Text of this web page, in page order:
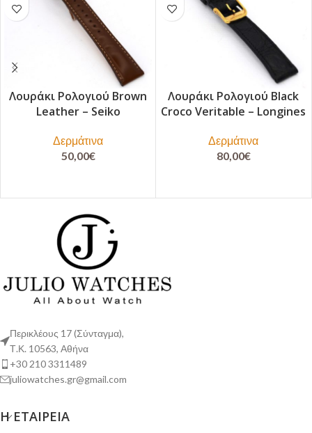
Λουράκι Ρολογιού Brown
Leather – Seiko
Δερμάτινα
50,00€
Λουράκι Ρολογιού Black
Croco Veritable – Longines
Δερμάτινα
80,00€
Περικλέους 17 (Σύνταγμα),
Τ.Κ. 10563, Αθήνα
+30 210 3311489
juliowatches.gr@gmail.com
Η ΕΤΑΙΡΕΊΑ